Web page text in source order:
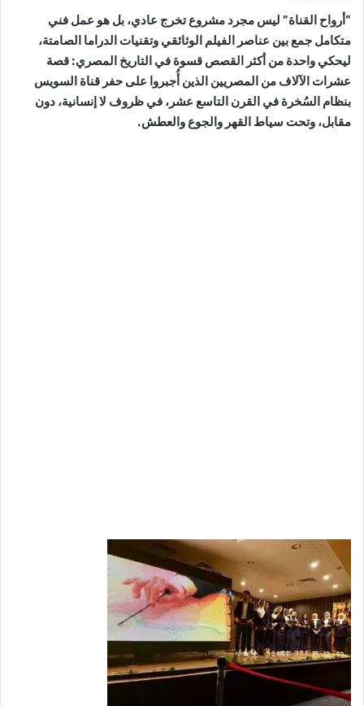
“أرواح القناة” ليس مجرد مشروع تخرج عادي، بل هو عمل فني
متكامل جمع بين عناصر الفيلم الوثائقي وتقنيات الدراما الصامتة،
ليحكي واحدة من أكثر القصص قسوة في التاريخ المصري: قصة
عشرات الآلاف من المصريين الذين أُجبروا على حفر قناة السويس
بنظام السُخرة في القرن التاسع عشر، في ظروف لا إنسانية، دون
مقابل، وتحت سياط القهر والجوع والعطش.